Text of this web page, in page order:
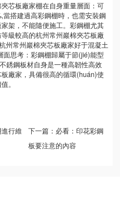
芯板廠家棚在自身重量層面：可
搭建過高彩鋼棚時，也需安裝鋼
架，不能隨便施工。彩鋼棚尤其
級較高的杭州常州巖棉夾芯板廠
州常州巖棉夾芯板廠家好于混凝土
思考：彩鋼棚歸屬于節(jié)能型
銹鋼板材自身是一種高韌性高效
廠家，具備很高的循環(huán)使
。
行維
下一篇： 必看：印花彩鋼
板要注意的內容